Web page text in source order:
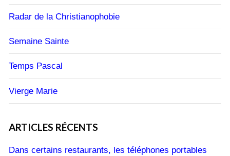
Radar de la Christianophobie
Semaine Sainte
Temps Pascal
Vierge Marie
ARTICLES RÉCENTS
Dans certains restaurants, les téléphones portables